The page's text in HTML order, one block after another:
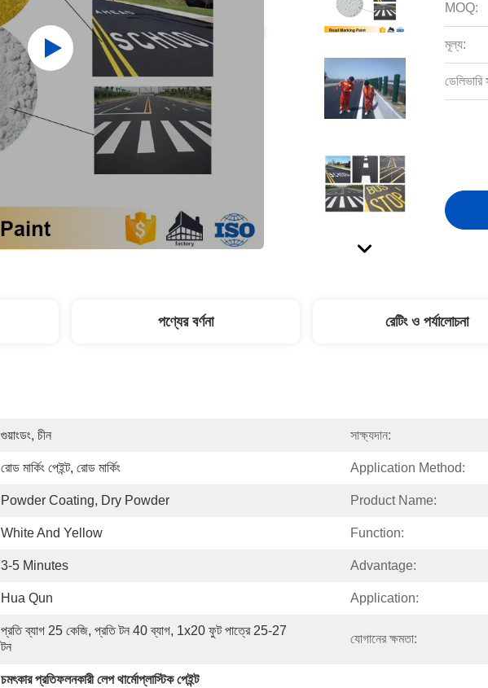
MOQ:
মূল্য:
পণ্যের বর্ণনা রেটিং ও পর্যালোচনা
গুয়াংডং, চীন সাক্ষ্যদান:
রোড মার্কিং পেইন্ট, রোড মার্কিং Application Method:
Powder Coating, Dry Powder Product Name:
White And Yellow Function:
3-5 Minutes Advantage:
Hua Qun Application:
প্রতি ব্যাগ 25 কেজি, প্রতি টন 40 ব্যাগ, 1x20 ফুট পাত্রে 25-27
টন
যোগানের ক্ষমতা:
চমৎকার প্রতিফলনকারী লেপ থার্মোপ্লাস্টিক পেইন্ট